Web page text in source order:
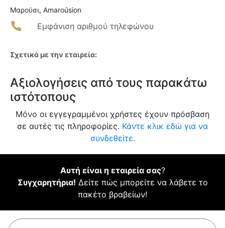
Μαρούσι, Amaroúsion
Εμφάνιση αριθμού τηλεφώνου
Σχετικά με την εταιρεία:
Αξιολογήσεις από τους παρακάτω
ιστότοπους
Μόνο οι εγγεγραμμένοι χρήστες έχουν πρόσβαση
σε αυτές τις πληροφορίες. Κάντε κλικ εδώ για να
συνδεθείτε.
Αυτή είναι η εταιρεία σας?
Συγχαρητήρια! Δείτε πώς μπορείτε να λάβετε το
πακέτο βραβείων!